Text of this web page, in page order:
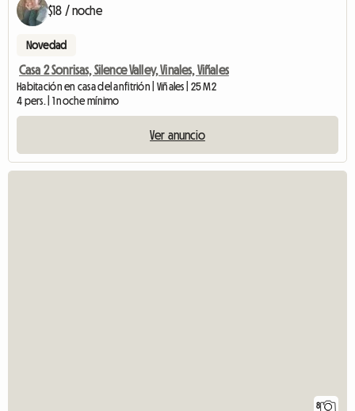
$18 / noche
Novedad
Casa 2 Sonrisas, Silence Valley, Vinales, Viñales
Habitación en casa del anfitrión | Viñales | 25 M2
4 pers. | 1 noche mínimo
Ver anuncio
8